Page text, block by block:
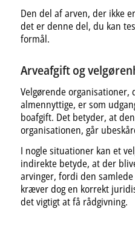
Den del af arven, der ikke
det er denne del, du kan
formål.
Arveafgift og
Velgørende organisationer,
almennyttige, er som
boafgift. Det betyder, at
organisationen, går
I nogle situationer kan et
indirekte betyde, at der
arvinger, fordi den
kræver dog en korrekt
det vigtigt at få rådgivning.